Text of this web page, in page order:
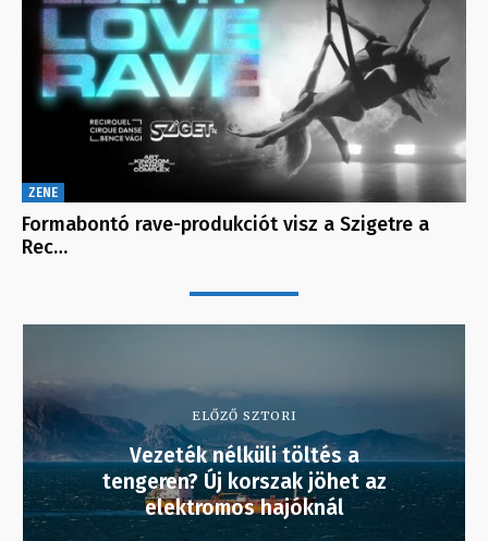
ZENE
Formabontó rave-produkciót visz a Szigetre a
Rec…
ELŐZŐ SZTORI
Vezeték nélküli töltés a
tengeren? Új korszak jöhet az
elektromos hajóknál